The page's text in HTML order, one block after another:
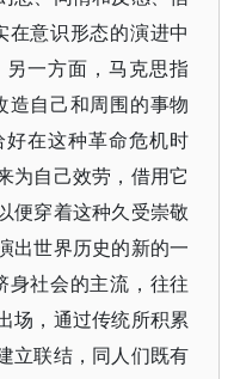
在意识形态的演进中
一方面，马克思指
造自己和周围的事物
在这种革命危机时
为自己效劳，借用它
便穿着这种久受崇敬
出世界历史的新的一
身社会的主流，往往
场，通过传统所积累
立联结，同人们既有